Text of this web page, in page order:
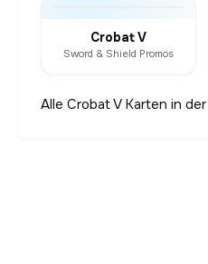
Crobat V
Sword & Shield Promos
Alle Crobat V Karten in der